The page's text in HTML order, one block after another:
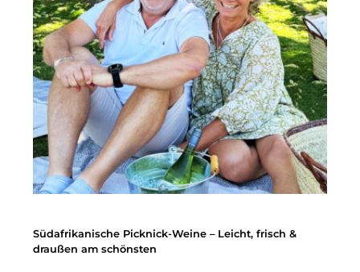
Südafrikanische Picknick-Weine – Leicht, frisch &
draußen am schönsten